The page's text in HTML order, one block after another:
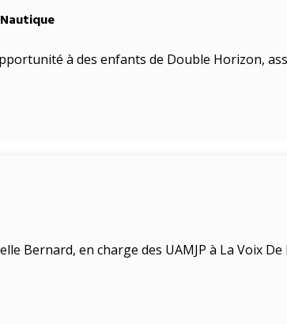
à des enfants de Double Horizon,
Bernard, en charge des UAMJP à La Voix